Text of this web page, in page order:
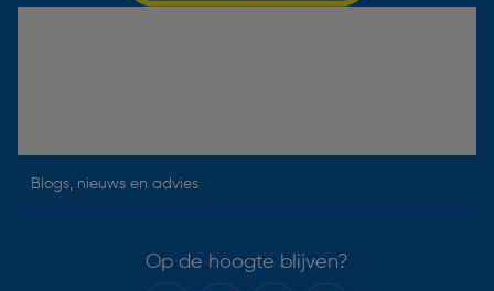
Blogs, nieuws en advies
Op de hoogte blijven?